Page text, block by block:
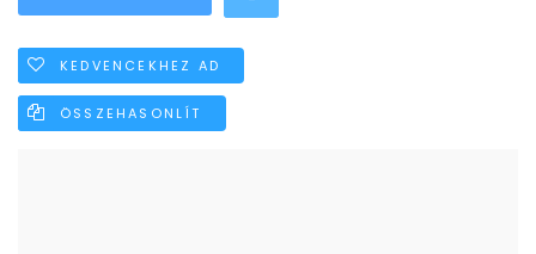
KEDVENCEKHEZ AD
ÖSSZEHASONLÍT